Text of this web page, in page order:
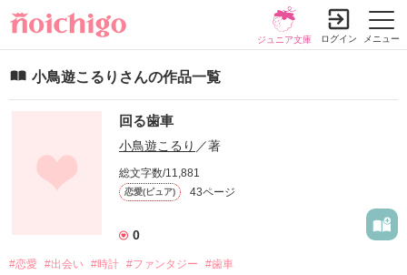
メニュー
ジュニア文庫 ログイン
小鳥遊こるりさんの作品一覧
回る歯車
小鳥遊こるり ／著
総文字数/11,881
恋愛(ピュア) 43ページ
0
#恋愛 #出会い #時計 #ファンタジー #歯車